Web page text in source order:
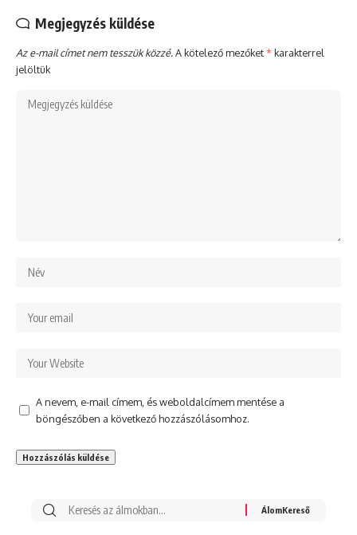
Megjegyzés küldése
Az e-mail címet nem tesszük közzé.A kötelező mezőket* karakterrel
jelöltük
A nevem, e-mail címem, és weboldalcímem mentése a
böngészőben a következő hozzászólásomhoz.